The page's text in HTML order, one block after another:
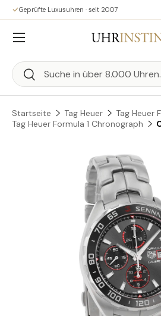
Direkt zum Inhalt
Geprüfte Luxusuhren · seit 2007
Suchen
Suchen
Menü
Startseite Tag Heuer
Tag Heuer
Tag Heuer Formula 1 Chronograph
Zu Produktinformationen